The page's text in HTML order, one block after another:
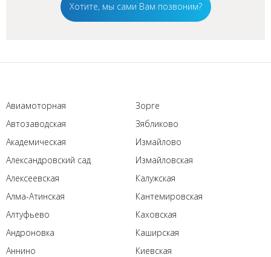
Хотите, мы сами Вам позвоним?
Авиамоторная
Автозаводская
Академическая
Александровский сад
Алексеевская
Алма-Атинская
Алтуфьево
Андроновка
Аннино
Зорге
Зябликово
Измайлово
Измайловская
Калужская
Кантемировская
Каховская
Каширская
Киевская